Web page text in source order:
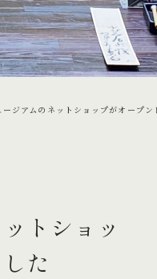
ージアムのネットショップがオープン
トショッ
た